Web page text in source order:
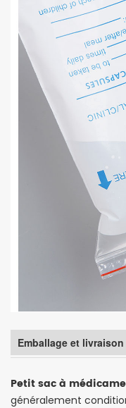
Emballage et livraison
Petit sac à
généralement